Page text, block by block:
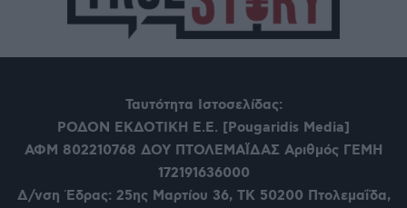
Ταυτότητα Ιστοσελίδας:
ΡΟΔΟΝ ΕΚΔΟΤΙΚΗ Ε.Ε. [Pougaridis Media]
ΑΦΜ 802210768 ΔΟΥ ΠΤΟΛΕΜΑΪΔΑΣ Αριθμός ΓΕΜΗ
172191636000
Δ/νση Έδρας: 25ης Μαρτίου 36, ΤΚ 50200 Πτολεμαΐδα,